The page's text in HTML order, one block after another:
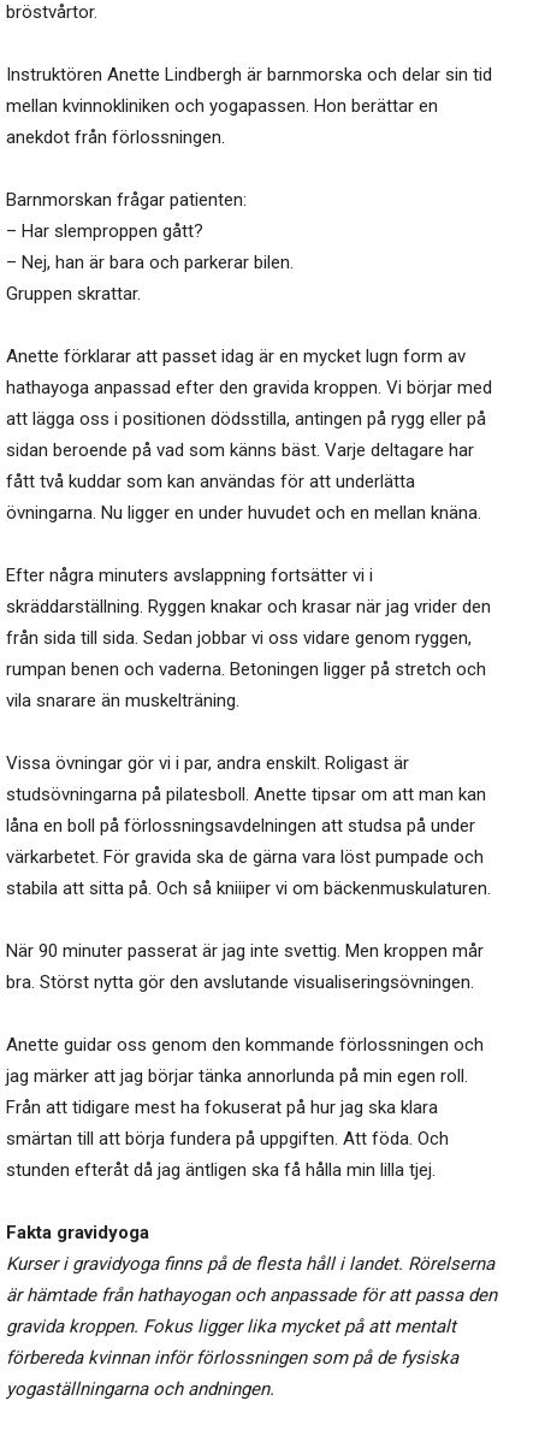
bröstvårtor.
Instruktören Anette Lindbergh är barnmorska och delar sin tid
mellan kvinnokliniken och yogapassen. Hon berättar en
anekdot från förlossningen.
Barnmorskan frågar patienten:
– Har slemproppen gått?
– Nej, han är bara och parkerar bilen.
Gruppen skrattar.
Anette förklarar att passet idag är en mycket lugn form av
hathayoga anpassad efter den gravida kroppen. Vi börjar med
att lägga oss i positionen dödsstilla, antingen på rygg eller på
sidan beroende på vad som känns bäst. Varje deltagare har
fått två kuddar som kan användas för att underlätta
övningarna. Nu ligger en under huvudet och en mellan knäna.
Efter några minuters avslappning fortsätter vi i
skräddarställning. Ryggen knakar och krasar när jag vrider den
från sida till sida. Sedan jobbar vi oss vidare genom ryggen,
rumpan benen och vaderna. Betoningen ligger på stretch och
vila snarare än muskelträning.
Vissa övningar gör vi i par, andra enskilt. Roligast är
studsövningarna på pilatesboll. Anette tipsar om att man kan
låna en boll på förlossningsavdelningen att studsa på under
värkarbetet. För gravida ska de gärna vara löst pumpade och
stabila att sitta på. Och så kniiiper vi om bäckenmuskulaturen.
När 90 minuter passerat är jag inte svettig. Men kroppen mår
bra. Störst nytta gör den avslutande visualiseringsövningen.
Anette guidar oss genom den kommande förlossningen och
jag märker att jag börjar tänka annorlunda på min egen roll.
Från att tidigare mest ha fokuserat på hur jag ska klara
smärtan till att börja fundera på uppgiften. Att föda. Och
stunden efteråt då jag äntligen ska få hålla min lilla tjej.
Fakta gravidyoga
Kurser i gravidyoga finns på de flesta håll i landet. Rörelserna
är hämtade från hathayogan och anpassade för att passa den
gravida kroppen. Fokus ligger lika mycket på att mentalt
förbereda kvinnan inför förlossningen som på de fysiska
yogaställningarna och andningen.